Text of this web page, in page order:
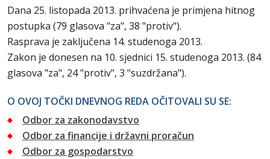
Dana 25. listopada 2013. prihvaćena je primjena hitnog
postupka (79 glasova "za", 38 "protiv").
Rasprava je zaključena 14. studenoga 2013.
Zakon je donesen na 10. sjednici 15. studenoga 2013. (84
glasova "za", 24 "protiv", 3 "suzdržana").
O OVOJ TOČKI DNEVNOG REDA OČITOVALI SU SE:
Odbor za zakonodavstvo
Odbor za financije i državni proračun
Odbor za gospodarstvo